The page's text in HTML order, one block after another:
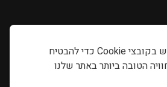
אתר זה משתמש בקובצי Cookie כדי להבטיח
הטובה ביותר באתר שלנו